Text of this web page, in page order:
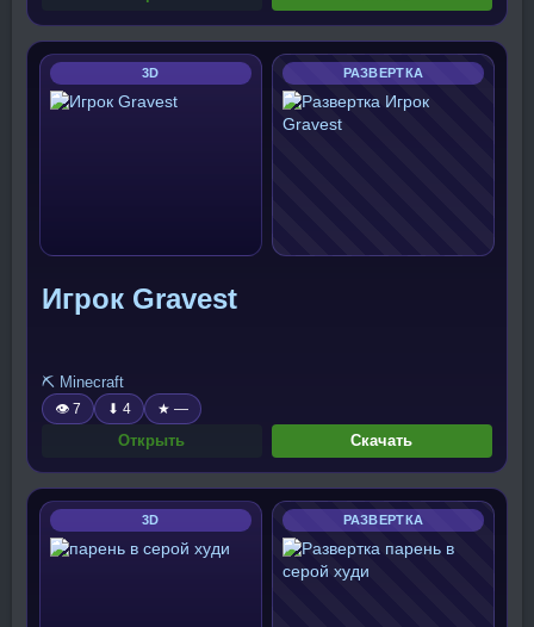
3D РАЗВЕРТКА
Игрок Gravest
⛏️ Minecraft
👁 7 ⬇ 4 ★ —
Открыть Скачать
3D РАЗВЕРТКА